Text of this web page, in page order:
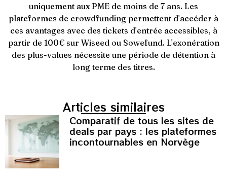
uniquement aux PME de moins de 7 ans. Les
plateformes de crowdfunding permettent d'accéder à
ces avantages avec des tickets d'entrée accessibles, à
partir de 100€ sur Wiseed ou Sowefund. L'exonération
des plus-values nécessite une période de détention à
long terme des titres.
Articles similaires
Comparatif de tous les sites de
deals par pays : les plateformes
incontournables en Norvège